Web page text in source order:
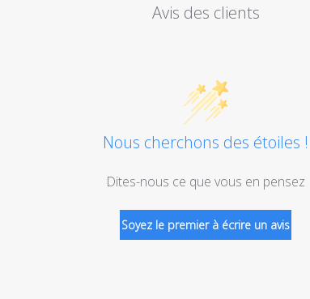
Avis des clients
Nous cherchons des étoiles !
Dites-nous ce que vous en pensez
Soyez le premier à écrire un avis